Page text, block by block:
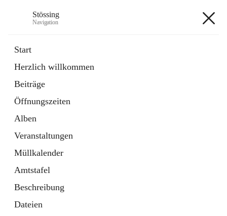
Stössing
Navigation
Start
Herzlich willkommen
Beiträge
Öffnungszeiten
Alben
Veranstaltungen
Müllkalender
Amtstafel
Beschreibung
Dateien
Datei
in
Tab
Kindergarten
öffnet
in
neuem
Tab